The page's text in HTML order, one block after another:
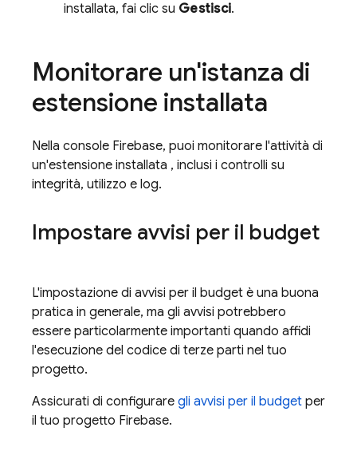
installata, fai clic su Gestisci.
Monitorare un'istanza di
estensione installata
Nella console Firebase, puoi monitorare l'attività di
un'estensione installata , inclusi i controlli su
integrità, utilizzo e log.
Impostare avvisi per il budget
L'impostazione di avvisi per il budget è una buona
pratica in generale, ma gli avvisi potrebbero
essere particolarmente importanti quando affidi
l'esecuzione del codice di terze parti nel tuo
progetto.
Assicurati di configurare gli avvisi per il budget per
il tuo progetto Firebase.